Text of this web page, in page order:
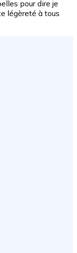
pour dire je
légèreté à tous